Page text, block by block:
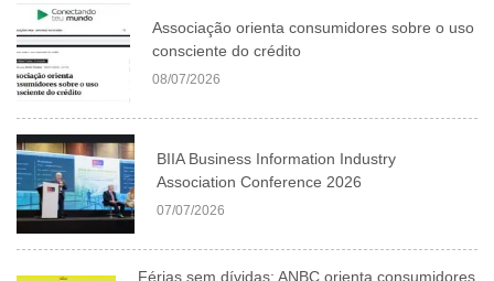
Associação orienta consumidores sobre o uso
consciente do crédito
08/07/2026
BIIA Business Information Industry
Association Conference 2026
07/07/2026
Férias sem dívidas: ANBC orienta consumidores